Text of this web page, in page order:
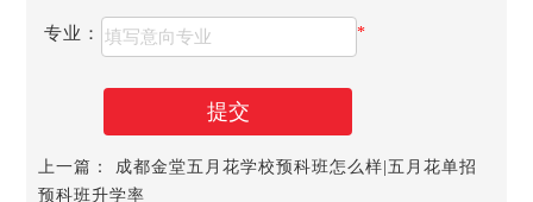
专业： *
提交
上一篇： 成都金堂五月花学校预科班怎么样|五月花单招
预科班升学率